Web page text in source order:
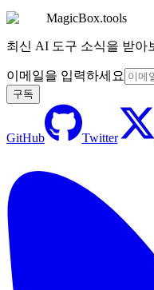
MagicBox.tools
최신 AI 도구 소식을 받아
이메일을 입력하세요
구독
GitHub Twitter